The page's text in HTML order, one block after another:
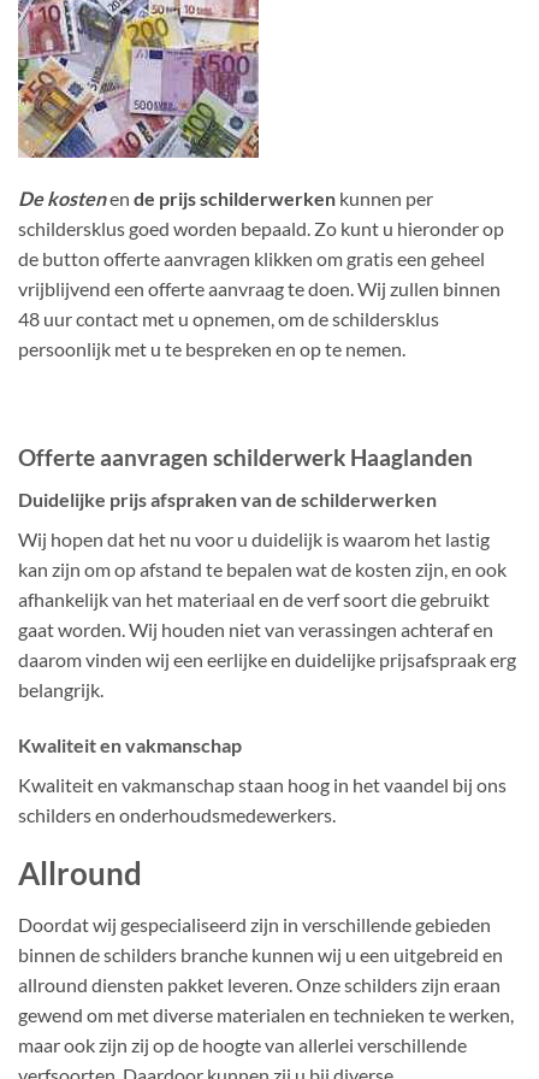
De kostenen de prijs schilderwerken kunnen per
schildersklus goed worden bepaald. Zo kunt u hieronder op
de button offerte aanvragen klikken om gratis een geheel
vrijblijvend een offerte aanvraag te doen. Wij zullen binnen
48 uur contact met u opnemen, om de schildersklus
persoonlijk met u te bespreken en op te nemen.
Offerte aanvragen schilderwerk Haaglanden
Duidelijke prijs afspraken van de schilderwerken
Wij hopen dat het nu voor u duidelijk is waarom het lastig
kan zijn om op afstand te bepalen wat de kosten zijn, en ook
afhankelijk van het materiaal en de verf soort die gebruikt
gaat worden. Wij houden niet van verassingen achteraf en
daarom vinden wij een eerlijke en duidelijke prijsafspraak erg
belangrijk.
Kwaliteit en vakmanschap
Kwaliteit en vakmanschap staan hoog in het vaandel bij ons
schilders en onderhoudsmedewerkers.
Allround
Doordat wij gespecialiseerd zijn in verschillende gebieden
binnen de schilders branche kunnen wij u een uitgebreid en
allround diensten pakket leveren. Onze schilders zijn eraan
gewend om met diverse materialen en technieken te werken,
maar ook zijn zij op de hoogte van allerlei verschillende